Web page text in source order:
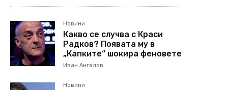
Новини
Какво се случва с Краси
Радков? Появата му в
„Капките“ шокира феновете
Иван Ангелов
Новини